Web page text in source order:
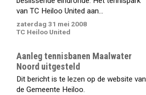
van TC Heiloo United aan...
zaterdag 31 mei 2008
TC Heiloo United
Aanleg tennisbanen Maalwater
Noord uitgesteld
Dit bericht is te lezen op de website van
de Gemeente Heiloo.